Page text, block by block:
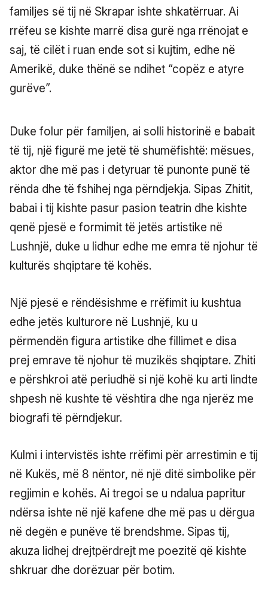
familjes së tij në Skrapar ishte shkatërruar. Ai
rrëfeu se kishte marrë disa gurë nga rrënojat e
saj, të cilët i ruan ende sot si kujtim, edhe në
Amerikë, duke thënë se ndihet “copëz e atyre
gurëve”.
Duke folur për familjen, ai solli historinë e babait
të tij, një figurë me jetë të shumëfishtë: mësues,
aktor dhe më pas i detyruar të punonte punë të
rënda dhe të fshihej nga përndjekja. Sipas Zhitit,
babai i tij kishte pasur pasion teatrin dhe kishte
qenë pjesë e formimit të jetës artistike në
Lushnjë, duke u lidhur edhe me emra të njohur të
kulturës shqiptare të kohës.
Një pjesë e rëndësishme e rrëfimit iu kushtua
edhe jetës kulturore në Lushnjë, ku u
përmendën figura artistike dhe fillimet e disa
prej emrave të njohur të muzikës shqiptare. Zhiti
e përshkroi atë periudhë si një kohë ku arti lindte
shpesh në kushte të vështira dhe nga njerëz me
biografi të përndjekur.
Kulmi i intervistës ishte rrëfimi për arrestimin e tij
në Kukës, më 8 nëntor, në një ditë simbolike për
regjimin e kohës. Ai tregoi se u ndalua papritur
ndërsa ishte në një kafene dhe më pas u dërgua
në degën e punëve të brendshme. Sipas tij,
akuza lidhej drejtpërdrejt me poezitë që kishte
shkruar dhe dorëzuar për botim.